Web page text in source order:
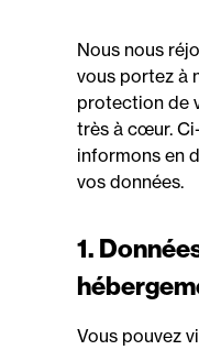
Nous nous
vous portez à
protection de
très à cœur.
informons en
vos données.
1.
Vous pouvez